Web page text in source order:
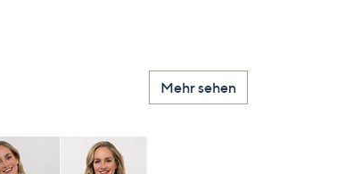
Mehr sehen